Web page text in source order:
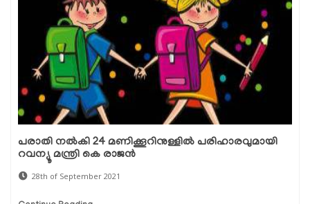
പരാതി നല്‍കി 24 മണിക്കൂറിനുള്ളില്‍ പരിഹാരവുമായി
റവന്യൂ മന്ത്രി കെ രാജന്‍
28th of September 2021